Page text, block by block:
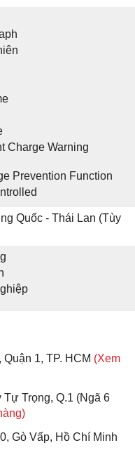
Charge Warning
Prevention Function
Quốc - Thái Lan (Tùy
1, TP. HCM (Xem
Trọng, Q.1 (Ngã 6
Gò Vấp, Hồ Chí Minh